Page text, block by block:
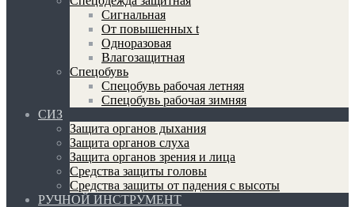
Сигнальная
От повышенных t
Одноразовая
Влагозащитная
Спецобувь
Спецобувь рабочая летняя
Спецобувь рабочая зимняя
СИЗ
Защита органов дыхания
Защита органов слуха
Защита органов зрения и лица
Средства защиты головы
Средства защиты от падения с высоты
РУЧНОЙ ИНСТРУМЕНТ